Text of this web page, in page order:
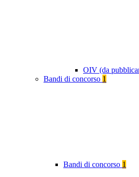
OIV (da
Bandi di concorso 1
Bandi di concorso 1